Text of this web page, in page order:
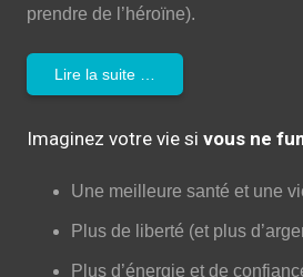
prendre de l’héroïne).
Lire la suite …
Imaginez votre vie si vous ne
Une meilleure santé et une
Plus de liberté (et plus
Plus d’énergie et de